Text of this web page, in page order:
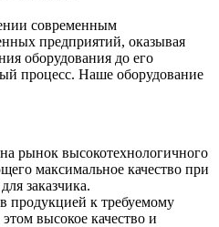
современным
предприятий, оказывая
оборудования до его
процесс. Наше оборудование
рынок высокотехнологичного
максимальное качество при
заказчика.
продукцией к требуемому
высокое качество и